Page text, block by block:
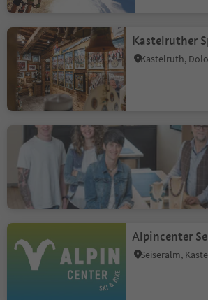
Kastelruther
Alpincenter